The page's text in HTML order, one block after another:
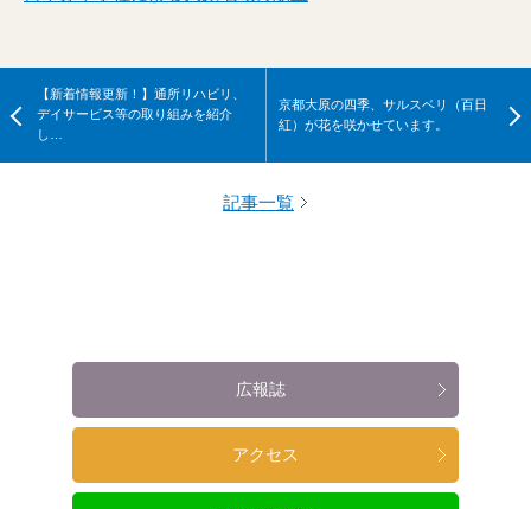
【新着情報更新！】通所リハビリ、
デイサービス等の取り組みを紹介
し…
京都大原の四季、サルスベリ（百日
紅）が花を咲かせています。
記事一覧
広報誌
アクセス